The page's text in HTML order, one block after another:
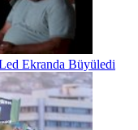
Ekranda Büyüledi